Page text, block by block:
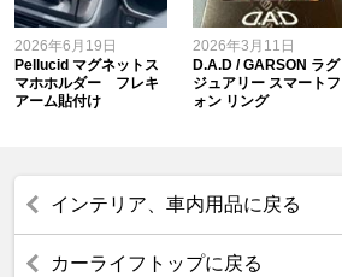
2026年6月19日
Pellucid マグネットス
マホホルダー フレキ
アーム貼付け
2026年3月11日
D.A.D / GARSON ラグ
ジュアリー スマートフ
ォン リング
インテリア、車内用品に戻る
カーライフトップに戻る